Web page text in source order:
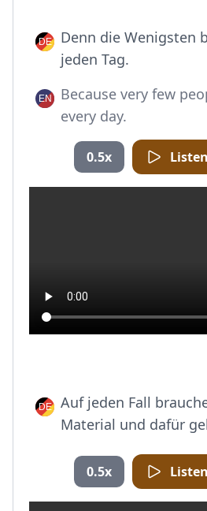
Denn die Wenigsten
jeden Tag.
Because very few
every day.
0.5x Listen
Auf jeden Fall
Material und dafür
0.5x Listen